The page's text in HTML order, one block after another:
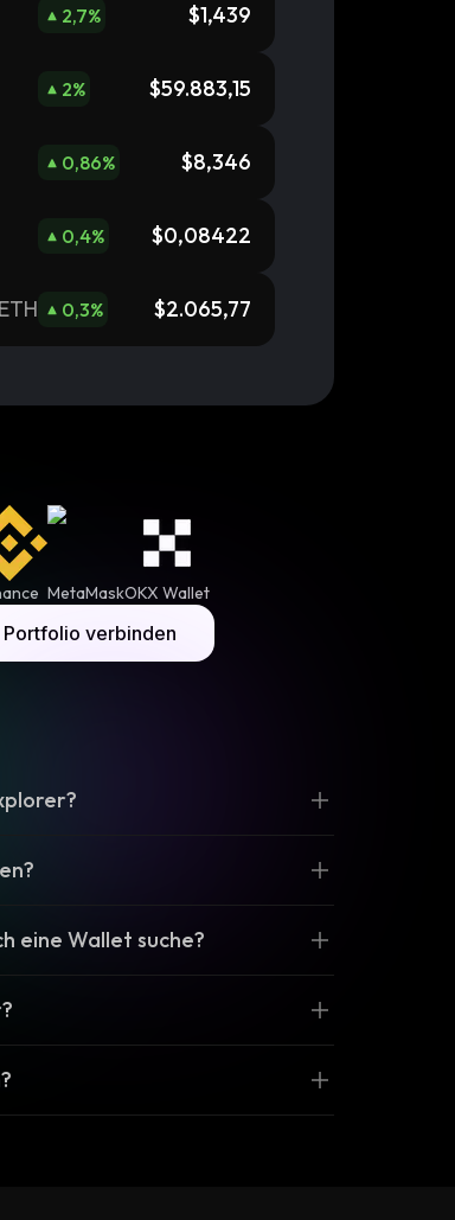
2,7% $1,439
2% $59.883,15
0,86% $8,346
0,4% $0,08422
0,3% $2.065,77
MetaMaskOKX Wallet
Portfolio verbinden
eine Wallet suche?